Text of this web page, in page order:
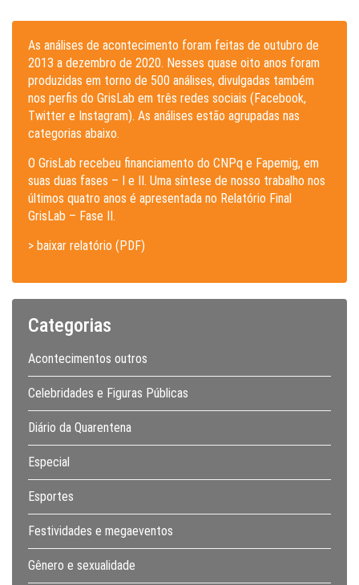
As análises de acontecimento foram feitas de outubro de
2013 a dezembro de 2020. Nesses quase oito anos foram
produzidas em torno de 500 análises, divulgadas também
nos perfis do GrisLab em três redes sociais (Facebook,
Twitter e Instagram). As análises estão agrupadas nas
categorias abaixo.
O GrisLab recebeu financiamento do CNPq e Fapemig, em
suas duas fases – I e II. Uma síntese de nosso trabalho nos
últimos quatro anos é apresentada no Relatório Final
GrisLab – Fase II.
> baixar relatório (PDF)
Categorias
Acontecimentos outros
Celebridades e Figuras Públicas
Diário da Quarentena
Especial
Esportes
Festividades e megaeventos
Gênero e sexualidade